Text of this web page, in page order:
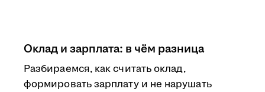
Оклад и зарплата: в чём разница
Разбираемся, как считать оклад,
формировать зарплату и не нарушать